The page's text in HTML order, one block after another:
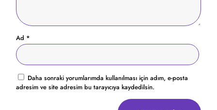
Ad *
Daha sonraki yorumlarımda kullanılması için adım, e-posta
adresim ve site adresim bu tarayıcıya kaydedilsin.